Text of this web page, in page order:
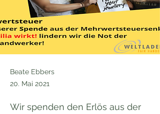
Beate Ebbers
20. Mai 2021
Wir spenden den Erlös aus der